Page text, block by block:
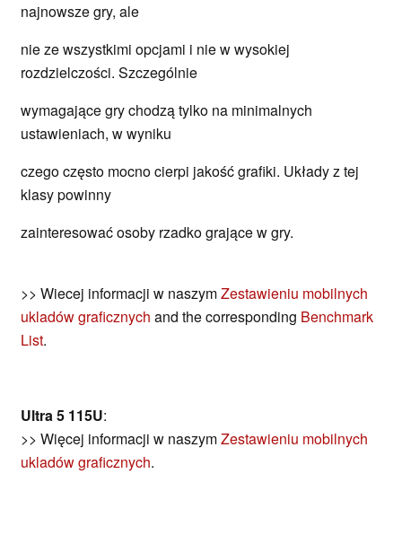
najnowsze gry, ale
nie ze wszystkimi opcjami i nie w wysokiej
rozdzielczości. Szczególnie
wymagające gry chodzą tylko na minimalnych
ustawieniach, w wyniku
czego często mocno cierpi jakość grafiki. Układy z tej
klasy powinny
zainteresować osoby rzadko grające w gry.
>> Wiecej informacji w naszymZestawieniu mobilnych
ukladów graficznych and the corresponding Benchmark
List.
Ultra 5 115U:
>> Więcej informacji w naszymZestawieniu mobilnych
ukladów graficznych.